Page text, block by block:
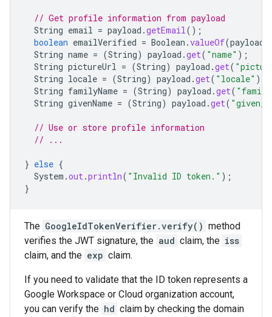
// Get profile information from payload
String email = payload .getEmail();
boolean emailVerified = Boolean .valueOf(payload
String name = (String) payload .get( "name" );
String pictureUrl = (String) payload .get(
String locale = (String) payload .get( "locale" );
String familyName = (String) payload .get(
String givenName = (String) payload .get(
// Use or store profile information
// ...
} else {
System .out.println( "Invalid ID token." );
}
The GoogleIdTokenVerifier.verify() method
verifies the JWT signature, the aud claim, the iss
claim, and the exp claim.
If you need to validate that the ID token represents a
Google Workspace or Cloud organization account,
you can verify the hd claim by checking the domain